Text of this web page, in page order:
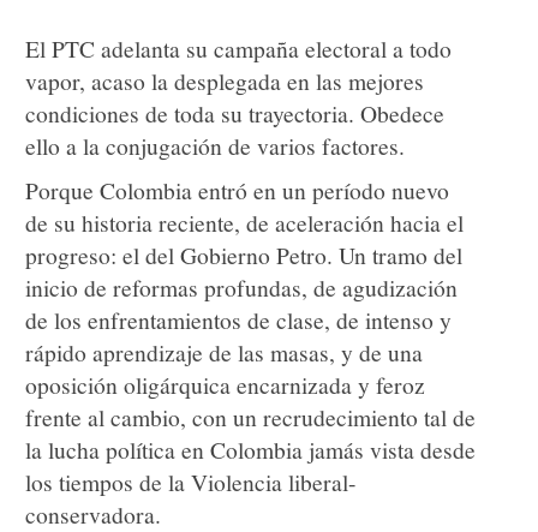
El PTC adelanta su campaña electoral a todo
vapor, acaso la desplegada en las mejores
condiciones de toda su trayectoria. Obedece
ello a la conjugación de varios factores.
Porque Colombia entró en un período nuevo
de su historia reciente, de aceleración hacia el
progreso: el del Gobierno Petro. Un tramo del
inicio de reformas profundas, de agudización
de los enfrentamientos de clase, de intenso y
rápido aprendizaje de las masas, y de una
oposición oligárquica encarnizada y feroz
frente al cambio, con un recrudecimiento tal de
la lucha política en Colombia jamás vista desde
los tiempos de la Violencia liberal-
conservadora.